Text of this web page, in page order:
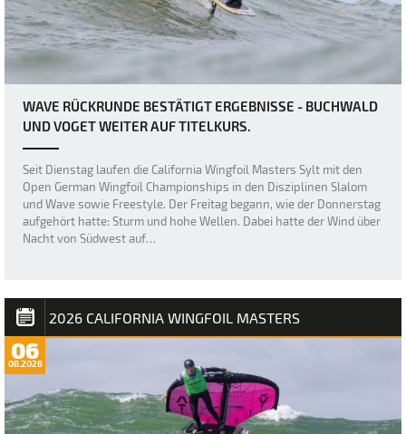
WAVE RÜCKRUNDE BESTÄTIGT ERGEBNISSE - BUCHWALD
UND VOGET WEITER AUF TITELKURS.
Seit Dienstag laufen die California Wingfoil Masters Sylt mit den
Open German Wingfoil Championships in den Disziplinen Slalom
und Wave sowie Freestyle. Der Freitag begann, wie der Donnerstag
aufgehört hatte: Sturm und hohe Wellen. Dabei hatte der Wind über
Nacht von Südwest auf…
2026 CALIFORNIA WINGFOIL MASTERS
06
08.2026